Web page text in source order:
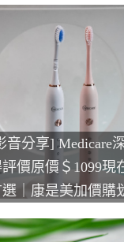
音分享] Medicare
價原價＄1099現
｜康是美加價購